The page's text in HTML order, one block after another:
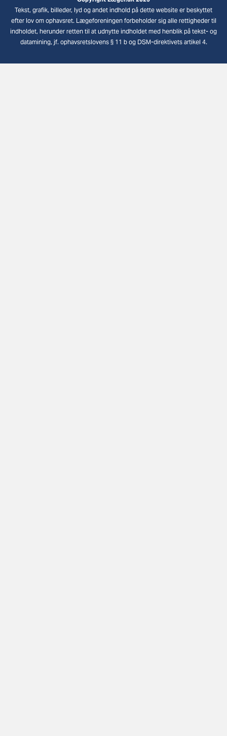
Tekst, grafik, billeder, lyd og andet indhold på dette website er beskyttet
efter lov om ophavsret. Lægeforeningen forbeholder sig alle rettigheder til
indholdet, herunder retten til at udnytte indholdet med henblik på tekst- og
datamining, jf. ophavsretslovens § 11 b og DSM-direktivets artikel 4.